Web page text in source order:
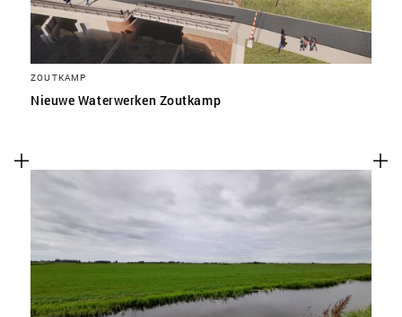
ZOUTKAMP
Nieuwe Waterwerken Zoutkamp